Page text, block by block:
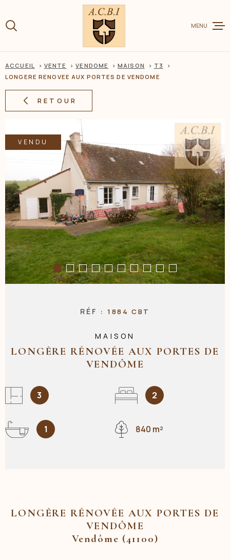
lamenu
contenu
CHARME
ESTIMER
BIEN
BIENS
NOS
MENU
ACCUEIL VENTE VENDOME MAISON
T3
LONGERE RENOVEE AUX PORTES DE VENDOME
RETOUR
VENDU
RÉF : 1884 CBT
MAISON
LONGÈRE RÉNOVÉE AUX PORTES DE
VENDÔME
3 2
1 840 m²
LONGÈRE RÉNOVÉE AUX PORTES DE
VENDÔME
Vendôme (41100)